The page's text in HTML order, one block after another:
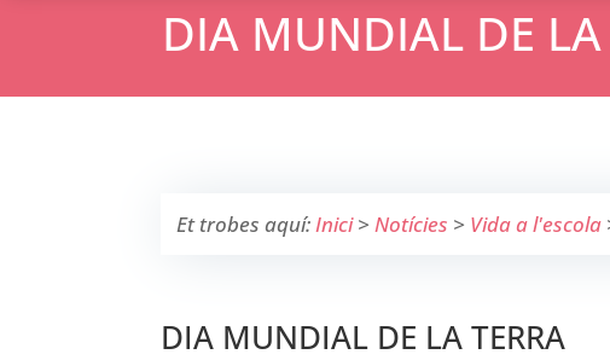
DIA MUNDIAL DE LA
Et trobes aquí:Inici>Notícies > Vida a l'escola
DIA MUNDIAL DE LA TERRA